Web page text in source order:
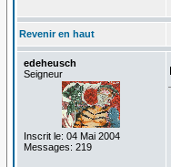
Revenir en haut
edeheusch
Seigneur
Inscrit le: 04 Mai 2004
Messages: 219